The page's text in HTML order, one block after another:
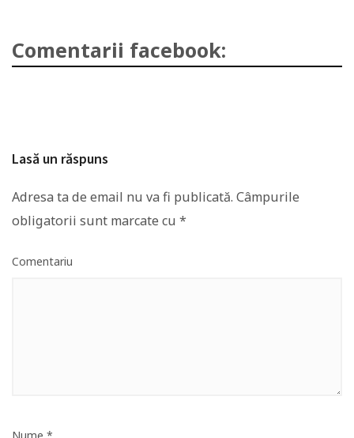
Comentarii facebook:
Lasă un răspuns
Adresa ta de email nu va fi publicată. Câmpurile
obligatorii sunt marcate cu *
Comentariu